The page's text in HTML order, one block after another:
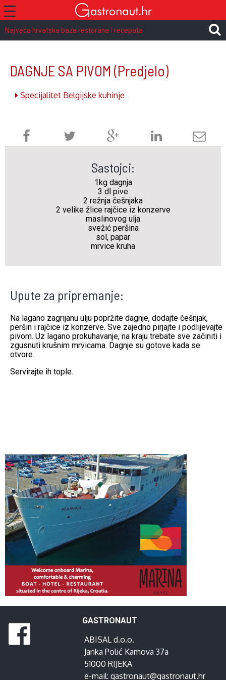
☰
Najveća hrvatska baza restorana i recepata
DAGNJE SA PIVOM (Predjelo)
Specijalitet Belgijske kuhinje
Sastojci:
1kg dagnja
3 dl pive
2 režnja češnjaka
2 velike žlice rajčice iz konzerve
maslinovog ulja
svežić peršina
sol, papar
mrvice kruha
Upute za pripremanje:
Na lagano zagrijanu ulju popržite dagnje, dodajte češnjak,
peršin i rajčice iz konzerve. Sve zajedno pirjajte i podlijevajte
pivom. Uz lagano prokuhavanje, na kraju trebate sve začiniti i
zgusnuti krušnim mrvicama. Dagnje su gotove kada se
otvore.
Servirajte ih tople.
GASTRONAUT
ABISAL d.o.o.
Janka Polić Kamova 37a
51000 RIJEKA
e-mail: gastronaut@gastronaut.hr